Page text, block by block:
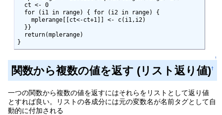
}
↑
関数から複数の値を返す (リスト返り値)†
一つの関数から複数の値を返すにはそれらをリストとして返り値
とすれば良い。リストの各成分には元の変数名が名前タグとして自
動的に付加される